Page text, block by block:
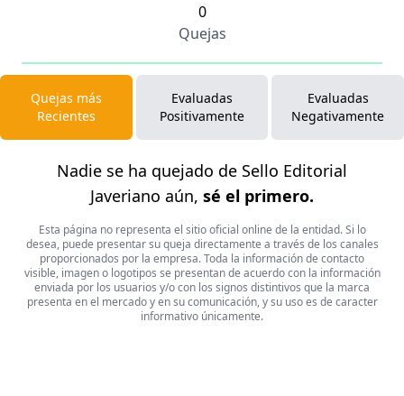
0
Quejas
Quejas más
Recientes
Evaluadas
Positivamente
Evaluadas
Negativamente
Nadie se ha quejado de Sello Editorial
Javeriano aún, sé el primero.
Esta página no representa el sitio oficial online de la entidad. Si lo
desea, puede presentar su queja directamente a través de los canales
proporcionados por la empresa. Toda la información de contacto
visible, imagen o logotipos se presentan de acuerdo con la información
enviada por los usuarios y/o con los signos distintivos que la marca
presenta en el mercado y en su comunicación, y su uso es de caracter
informativo únicamente.